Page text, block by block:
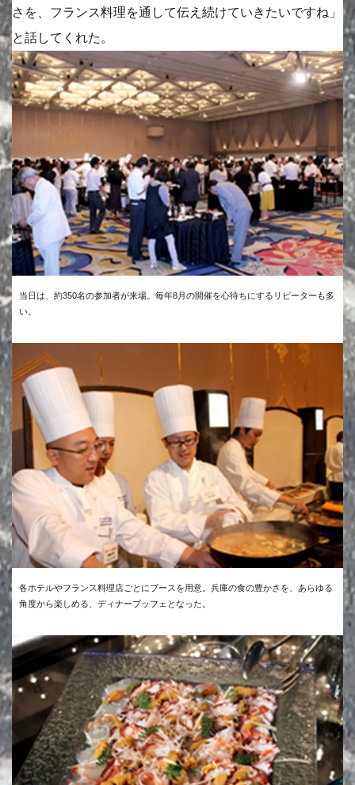
さを、フランス料理を通して伝え続けていきたいですね」
と話してくれた。
当日は、約350名の参加者が来場。毎年8月の開催を心待ちにするリピーターも多
い。
各ホテルやフランス料理店ごとにブースを用意。兵庫の食の豊かさを、あらゆる
角度から楽しめる、ディナーブッフェとなった。